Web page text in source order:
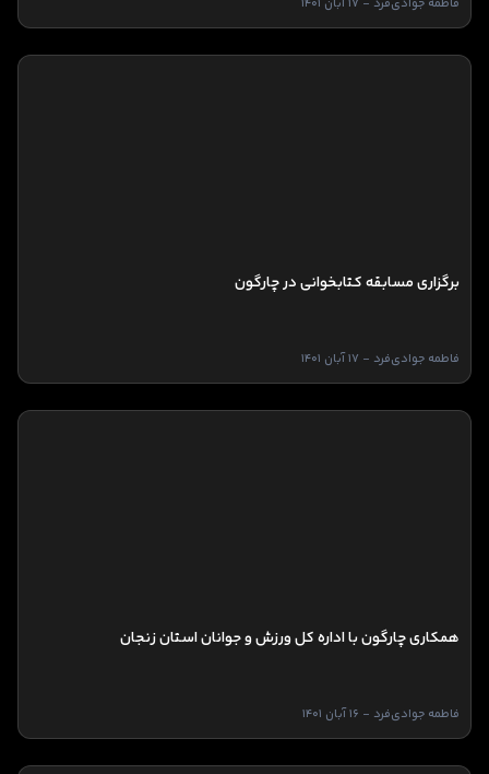
فاطمه جوادی‌فرد - 17 آبان 1401
برگزاری مسابقه کتابخوانی در چارگون
فاطمه جوادی‌فرد - 17 آبان 1401
همکاری چارگون با اداره کل ورزش و جوانان استان زنجان
فاطمه جوادی‌فرد - 16 آبان 1401